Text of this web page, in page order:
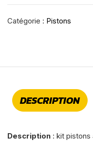
Catégorie : Pistons
DESCRIPTION
Description : kit